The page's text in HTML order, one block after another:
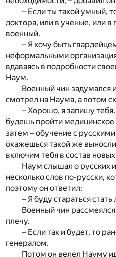
– Если ты такой умный,
доктора, или в ученые, или в
военный.
– Я хочу быть
неформальными
вдаваясь в подробности
Наум.
Военный чин задумался
смотрел на Наума, а потом
– Хорошо, я запишу
будешь пройти медицинское
затем – обучение с
окажешься такой же
включим тебя в состав
Наум слышал о русских
несколько слов по-русски,
поэтому он ответил:
– Я буду стараться
Военный чин
плечу.
– Если так и будет, то
генералом.
Потом он велел Науму